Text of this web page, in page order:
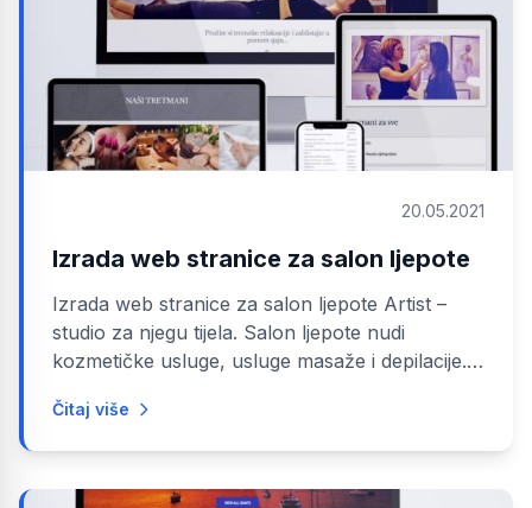
20.05.2021
Izrada web stranice za salon ljepote
Izrada web stranice za salon ljepote Artist –
studio za njegu tijela. Salon ljepote nudi
kozmetičke usluge, usluge masaže i depilacije.
Čitaj više